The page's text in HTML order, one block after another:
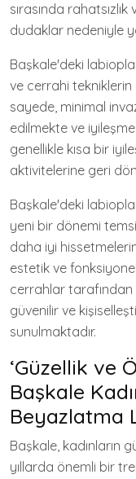
sırasında
dudaklar nedeniyle
Başkale'deki
ve cerrahi tekniklerin
sayede, minimal
edilmekte ve
genellikle kısa bir
aktivitelerine geri
Başkale'deki
yeni bir dönemi
daha iyi
estetik ve
cerrahlar
güvenilir ve
sunulmaktadır.
‘Güzellik ve
Başkale
Beyazlatma
Başkale, kadınların
yıllarda önemli bir